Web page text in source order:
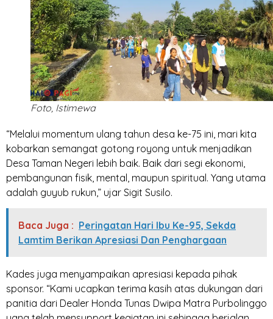
Foto, Istimewa
“Melalui momentum ulang tahun desa ke-75 ini, mari kita
kobarkan semangat gotong royong untuk menjadikan
Desa Taman Negeri lebih baik. Baik dari segi ekonomi,
pembangunan fisik, mental, maupun spiritual. Yang utama
adalah guyub rukun,” ujar Sigit Susilo.
Baca Juga : Peringatan Hari Ibu Ke-95, Sekda
Lamtim Berikan Apresiasi Dan Penghargaan
Kades juga menyampaikan apresiasi kepada pihak
sponsor. “Kami ucapkan terima kasih atas dukungan dari
panitia dari Dealer Honda Tunas Dwipa Matra Purbolinggo